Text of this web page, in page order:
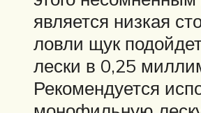
является низкая
ловли щук
лески в 0,25
Рекомендуется